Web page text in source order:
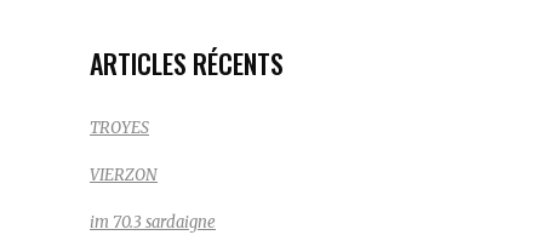
ARTICLES RÉCENTS
TROYES
VIERZON
im 70.3 sardaigne